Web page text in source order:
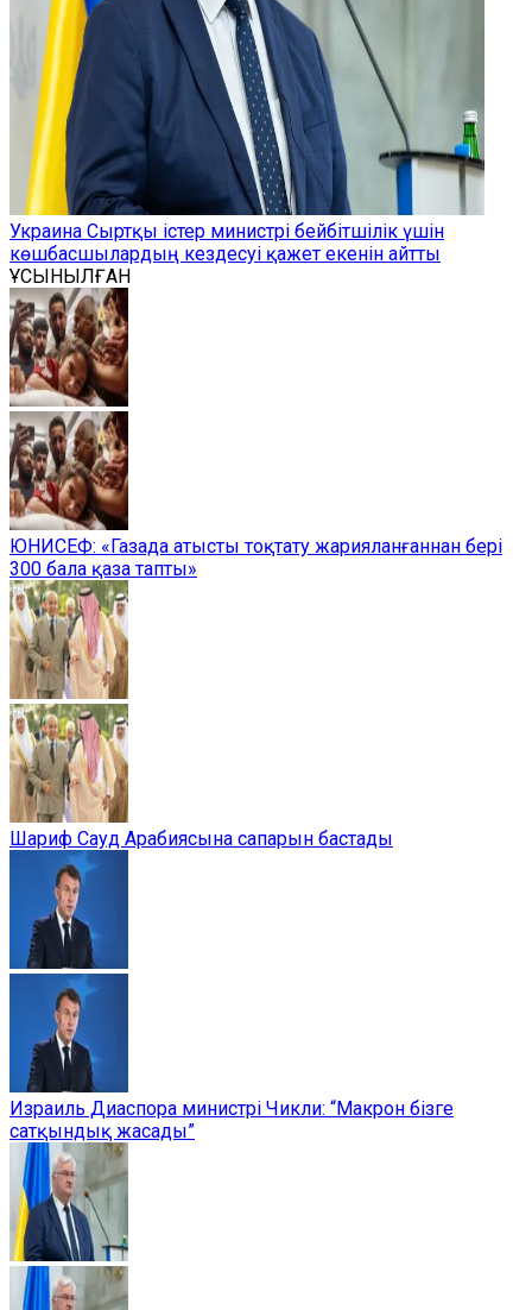
Украина Сыртқы істер министрі бейбітшілік үшін
көшбасшылардың кездесуі қажет екенін айтты
ҰСЫНЫЛҒАН
ЮНИСЕФ: «Газада атысты тоқтату жарияланғаннан бері
300 бала қаза тапты»
Шариф Сауд Арабиясына сапарын бастады
Израиль Диаспора министрі Чикли: “Макрон бізге
сатқындық жасады”